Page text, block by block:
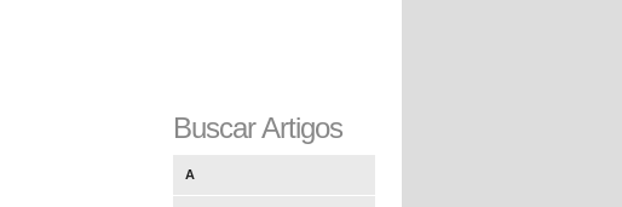
Buscar Artigos
A